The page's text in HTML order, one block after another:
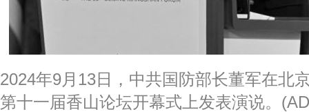
2024年9月13日，中共国防部长董军在北
第十一届香山论坛开幕式上发表演说。